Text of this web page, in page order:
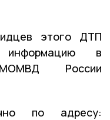
этого ДТП
информацию в
России
по адресу: